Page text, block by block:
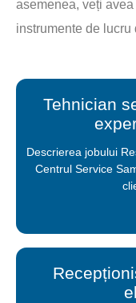
asemenea, veți
instrumente de lucru
Tehnician
Descrierea jobului
Centrul Service